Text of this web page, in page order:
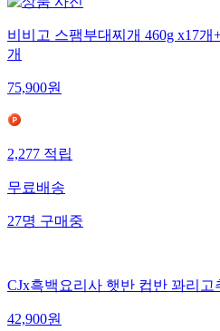
비비고 스팸부대찌개 460g x17
개
75,900원
2,277적립
무료배송
27명구매중
CJx흑백요리사 햇반 컵반 꽈리고
42,900원